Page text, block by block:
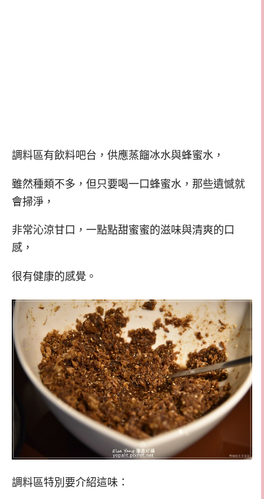
調料區有飲料吧台，供應蒸餾冰水與蜂蜜水，
雖然種類不多，但只要喝一口蜂蜜水，那些遺憾就
會掃淨，
非常沁涼甘口，一點點甜蜜蜜的滋味與清爽的口
感，
很有健康的感覺。
調料區特別要介紹這味：